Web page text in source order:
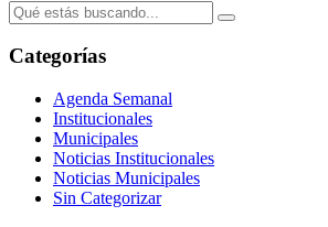
Categorías
Agenda Semanal
Institucionales
Municipales
Noticias Institucionales
Noticias Municipales
Sin Categorizar